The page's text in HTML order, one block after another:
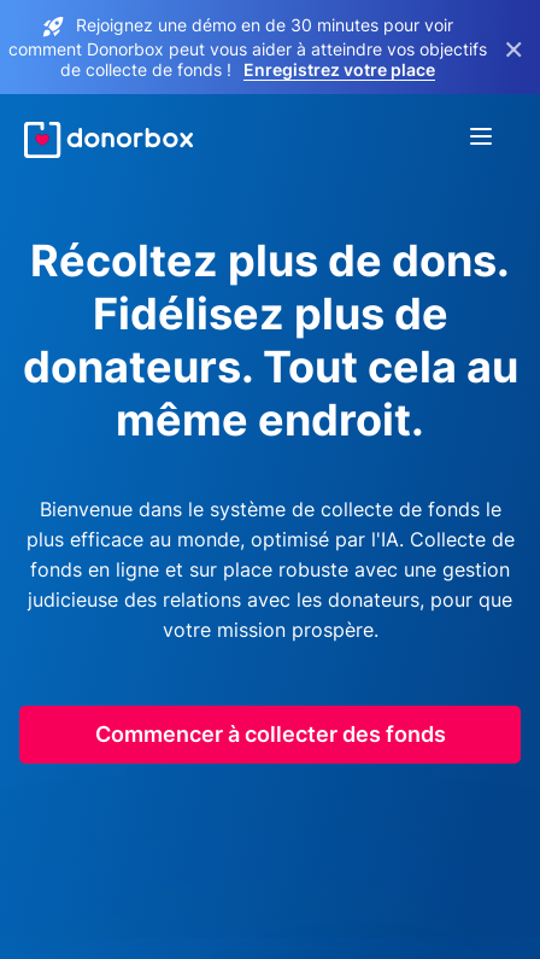
Rejoignez une démo en de 30 minutes pour voir
comment Donorbox peut vous aider à atteindre vos objectifs
de collecte de fonds !
Enregistrez votre place
×
Récoltez plus de dons.
Fidélisez plus de
donateurs. Tout cela au
même endroit.
Bienvenue dans le système de collecte de fonds le
plus efficace au monde, optimisé par l'IA. Collecte de
fonds en ligne et sur place robuste avec une gestion
judicieuse des relations avec les donateurs, pour que
votre mission prospère.
Commencer à collecter des fonds